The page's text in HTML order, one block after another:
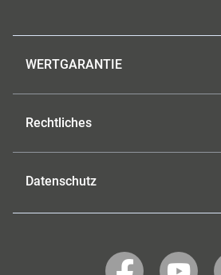
WERTGARANTIE
Rechtliches
Datenschutz